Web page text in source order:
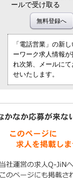
ールで受け取る
「電話営業」の新
ーワーク求人情報が
れ次第、メールにて
せいたします。